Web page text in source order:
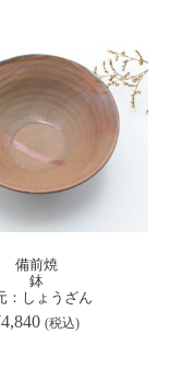
備前焼
鉢
：しょうざん
4,840 (税込)